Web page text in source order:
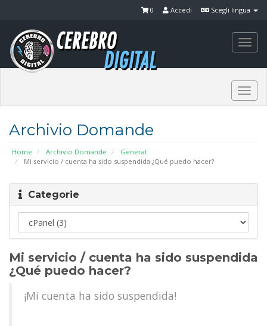
Scegli lingua
Accedi
0
Archivio Domande
Home Archivio Domande
General
Mi servicio / cuenta ha sido suspendida ¿Qué puedo hacer?
Categorie
Mi servicio / cuenta ha sido suspendida
¿Qué puedo hacer?
¡Mi cuenta ha sido suspendida!